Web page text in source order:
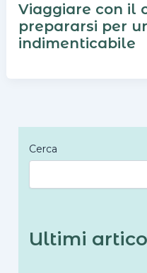
Viaggiare con il
prepararsi per
indimenticabile
Cerca
Ultimi